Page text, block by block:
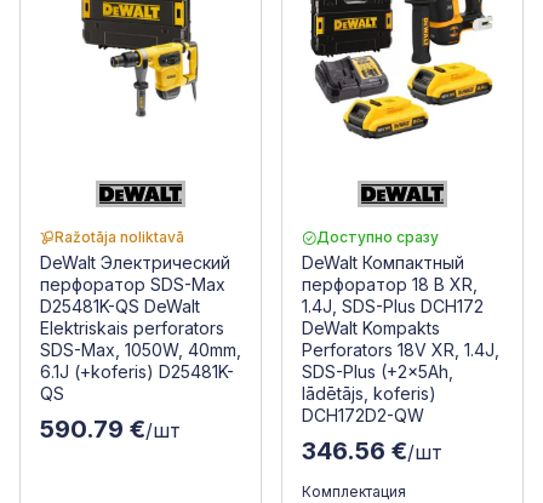
Ražotāja noliktavā
DeWalt Электрический
перфоратор SDS-Max
D25481K-QS DeWalt
Elektriskais perforators
SDS-Max, 1050W, 40mm,
6.1J (+koferis) D25481K-
QS
590.79 €/шт
Доступно сразу
DeWalt Компактный
перфоратор 18 В XR,
1.4J, SDS-Plus DCH172
DeWalt Kompakts
Perforators 18V XR, 1.4J,
SDS-Plus (+2x5Ah,
lādētājs, koferis)
DCH172D2-QW
346.56 €/шт
Комплектация